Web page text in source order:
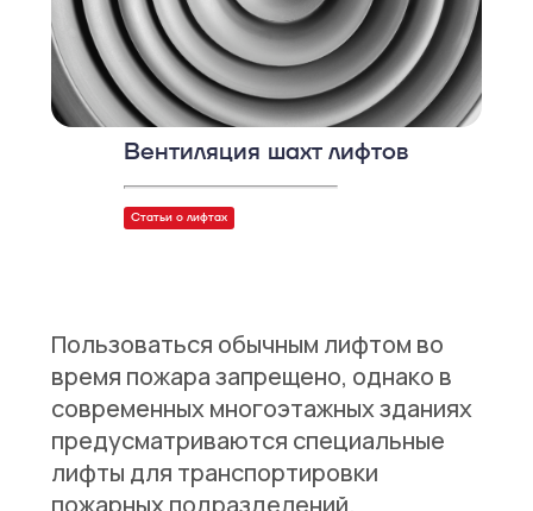
Вентиляция шахт лифтов
Статьи о лифтах
Пользоваться обычным лифтом во
время пожара запрещено, однако в
современных многоэтажных зданиях
предусматриваются специальные
лифты для транспортировки
пожарных подразделений.